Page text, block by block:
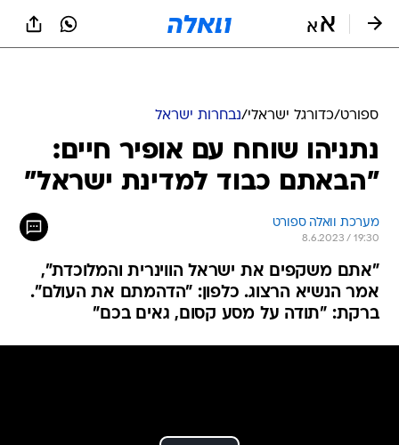
ספורט/כדורגל ישראלי/נבחרות ישראל
נתניהו שוחח עם אופיר חיים:
"הבאתם כבוד למדינת ישראל"
מערכת וואלה ספורט
8.6.2023 / 19:30
"אתם משקפים את ישראל הווינרית והמלוכדת",
אמר הנשיא הרצוג. כלפון: "הדהמתם את העולם".
ברקת: "תודה על מסע קסום, גאים בכם"